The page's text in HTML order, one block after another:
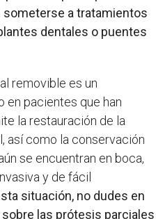
someterse a tratamientos
dentales o puentes
removible es un
pacientes que han
la restauración de la
así como la conservación
se encuentran en boca,
y de fácil
situación, no dudes en
las prótesis parciales